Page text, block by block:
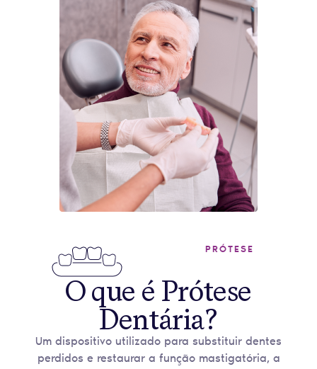
PRÓTESE
O que é Prótese
Dentária?
Um dispositivo utilizado para substituir dentes
perdidos e restaurar a função mastigatória, a